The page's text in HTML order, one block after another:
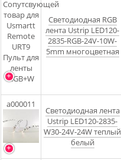
Светодиодная RGB
лента Ustrip LED120-
2835-RGB-24V-10W-
5mm многоцветная
a000011
Светодиодная лента
Ustrip LED120-2835-
W30-24V-24W теплый
белый